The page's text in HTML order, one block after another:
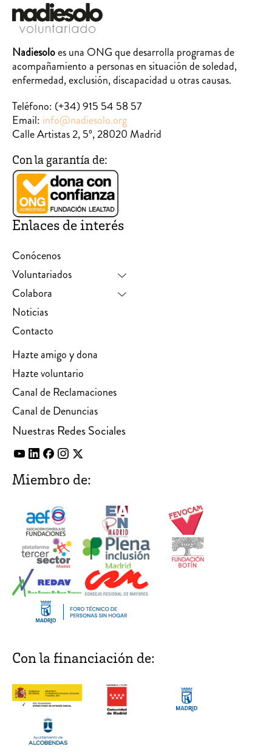
Nadiesoloes una ONG que desarrolla programas de
acompañamiento a personas en situación de soledad,
enfermedad, exclusión, discapacidad u otras causas.
Teléfono: (+34) 915 54 58 57
Email: info@nadiesolo.org
Calle Artistas 2, 5º, 28020 Madrid
Con la garantía de:
Enlaces de interés
Conócenos
Voluntariados
Colabora
Noticias
Contacto
Hazte amigo y dona
Hazte voluntario
Canal de Reclamaciones
Canal de Denuncias
Nuestras Redes Sociales
Miembro de:
Con la financiación de: